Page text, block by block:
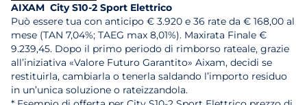
AIXAM City S10-2 Sport Elettrico
Può essere tua con anticipo € 3.920 e 36 rate da € 168,00 al
mese (TAN 7,04%; TAEG max 8,01%). Maxirata Finale €
9.239,45. Dopo il primo periodo di rimborso rateale, grazie
all’iniziativa «Valore Futuro Garantito» Aixam, decidi se
restituirla, cambiarla o tenerla saldando l’importo residuo
in un’unica soluzione o rateizzandola.